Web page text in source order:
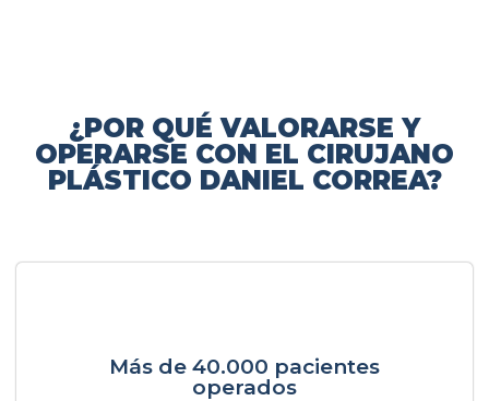
¿POR QUÉ VALORARSE Y
OPERARSE CON EL CIRUJANO
PLÁSTICO DANIEL CORREA?
Más de 40.000 pacientes
operados